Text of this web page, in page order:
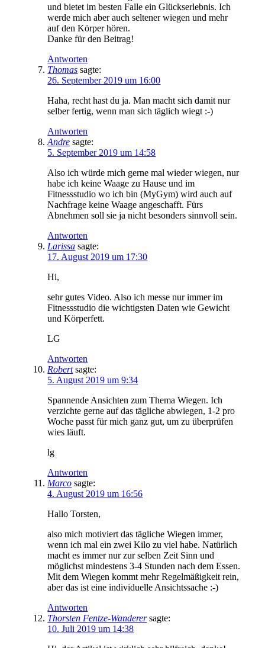
und bietet im besten Falle ein Glückserlebnis. Ich
werde mich aber auch seltener wiegen und mehr
auf den Körper hören.
Danke für den Beitrag!
Antworten
Thomas sagte:
26. September 2019 um 16:00
Haha, recht hast du ja. Man macht sich damit nur
selber fertig, wenn man sich täglich wiegt :-)
Antworten
Andre sagte:
5. September 2019 um 14:58
Also ich würde mich gerne mal wieder wiegen, nur
habe ich keine Waage zu Hause und im
Fitnessstudio wo ich bin (MyGym) wird auch auf
Nachfrage keine Waage angeschafft. Fürs
Abnehmen soll sie ja nicht besonders sinnvoll sein.
Antworten
Larissa sagte:
17. August 2019 um 17:30
Hi,
sehr gutes Video. Also ich messe nur immer im
Fitnessstudio die wichtigsten Daten wie Gewicht
und Körperfett.
LG
Antworten
Robert sagte:
5. August 2019 um 9:34
Spannende Ansichten zum Thema Wiegen. Ich
verzichte gerne auf das tägliche abwiegen, 1-2 pro
Woche passt für mich ganz gut, um zu überprüfen
wies läuft.
lg
Antworten
Marco sagte:
4. August 2019 um 16:56
Hallo Torsten,
also mich motiviert das tägliche Wiegen immer,
wenn ich mal ein zwei Kilo zu viel habe. Natürlich
macht es immer nur zur selben Zeit Sinn und
möglichst mindestens 3-4 Stunden nach dem Essen.
Mit dem Wiegen kommt mehr Regelmäßigkeit rein,
aber das ist eine individuelle Ansichtssache :-)
Antworten
Thorsten Fentze-Wanderer sagte:
10. Juli 2019 um 14:38